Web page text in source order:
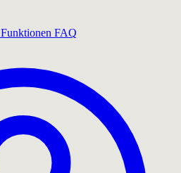
Funktionen FAQ